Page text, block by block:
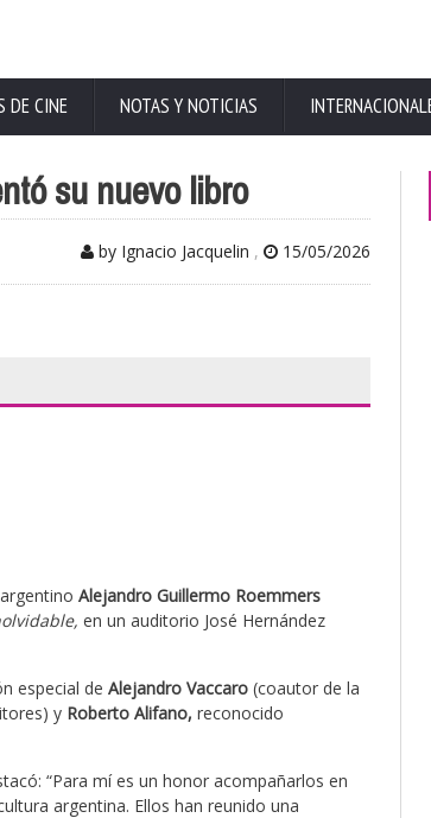
DE CINE NOTAS Y NOTICIAS
su nuevo libro
by Ignacio Jacquelin , 15/05/2026
Alejandro Guillermo Roemmers
en un auditorio José Hernández
especial de Alejandro Vaccaro (coautor de la
y Roberto Alifano, reconocido
“Para mí es un honor acompañarlos en
argentina. Ellos han reunido una